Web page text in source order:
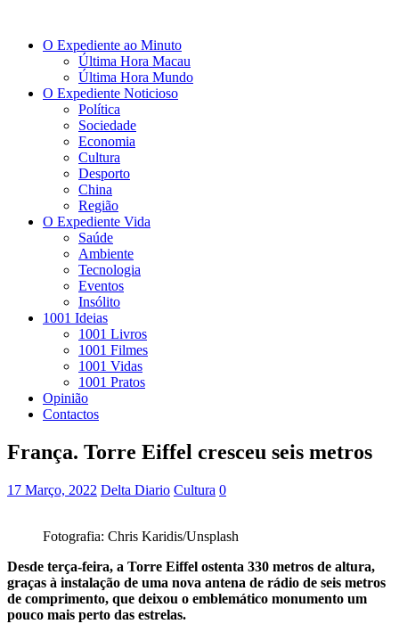
O Expediente ao Minuto
Última Hora Macau
Última Hora Mundo
O Expediente Noticioso
Política
Sociedade
Economia
Cultura
Desporto
China
Região
O Expediente Vida
Saúde
Ambiente
Tecnologia
Eventos
Insólito
1001 Ideias
1001 Livros
1001 Filmes
1001 Vidas
1001 Pratos
Opinião
Contactos
França. Torre Eiffel cresceu seis metros
17 Março, 2022 Delta Diario Cultura 0
Fotografia: Chris Karidis/Unsplash
Desde terça-feira, a Torre Eiffel ostenta 330 metros de altura,
graças à instalação de uma nova antena de rádio de seis metros
de comprimento, que deixou o emblemático monumento um
pouco mais perto das estrelas.